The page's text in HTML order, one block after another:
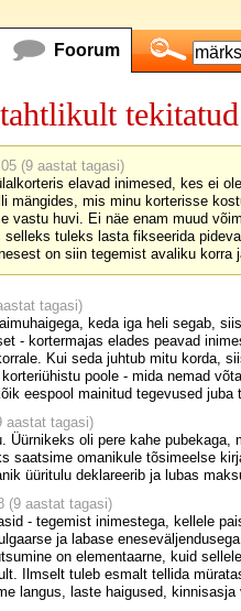
Foorum
(9 aastat tagasi)
elavad inimesed, kes ei
mängides, mis minu korterisse
vastu huvi. Ei näe enam muud
tuleks lasta fikseerida
on siin tegemist avaliku
tagasi)
keda iga heli segab,
- kortermajas elades peavad
Kui seda juhtub mitu korda,
poole - mida nemad
eespool mainitud tegevused juba
aastat tagasi)
Üürnikeks oli pere kahe
saatsime omanikule tõsimeelse
üüritulu deklareerib ja lubas
(9 aastat tagasi)
- tegemist inimestega, kellele
ja labase
on elementaarne, kuid
Ilmselt tuleb esmalt tellida
langus, laste haigused, kinnisasja